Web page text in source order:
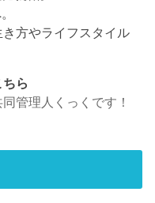
方やライフスタイル
ら
管理人くっくです！